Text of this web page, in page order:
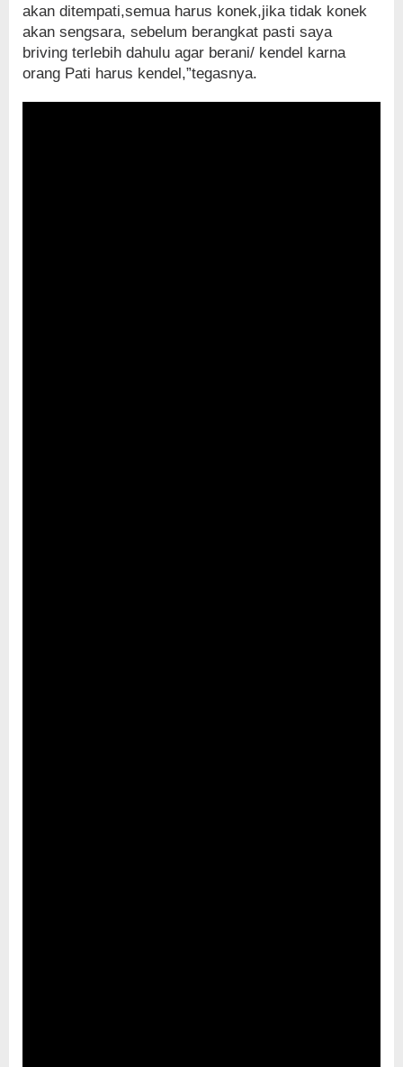
akan ditempati,semua harus konek,jika tidak konek
akan sengsara, sebelum berangkat pasti saya
briving terlebih dahulu agar berani/ kendel karna
orang Pati harus kendel,”tegasnya.